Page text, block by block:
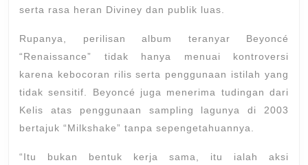
serta rasa heran Diviney dan publik luas.
Rupanya, perilisan album teranyar Beyoncé
“Renaissance” tidak hanya menuai kontroversi
karena kebocoran rilis serta penggunaan istilah yang
tidak sensitif. Beyoncé juga menerima tudingan dari
Kelis atas penggunaan sampling lagunya di 2003
bertajuk “Milkshake” tanpa sepengetahuannya.
“Itu bukan bentuk kerja sama, itu ialah aksi